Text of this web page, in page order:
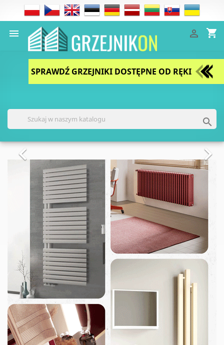
 shopping_cart

SPRAWDŹ GRZEJNIKI DOSTĘPNE OD RĘKI


Poprzedni 